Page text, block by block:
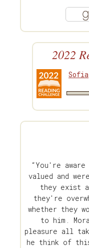
2022
Sofia
“You're
valued and
they exist
they're
whether they
to him.
pleasure all
he think of